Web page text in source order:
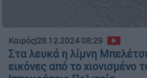
Καιρός|28.12.2024 08:29
Στα λευκά η λίμνη
εικόνες από το χιονισμένο